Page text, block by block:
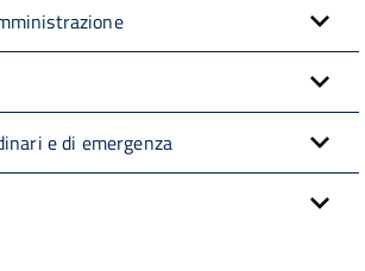
e di emergenza